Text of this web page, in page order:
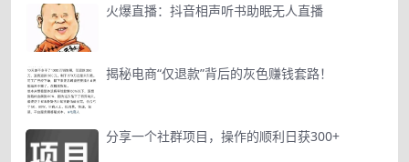
火爆直播：抖音相声听书助眠无人直播
揭秘电商“仅退款”背后的灰色赚钱套路！
分享一个社群项目，操作的顺利日获300+